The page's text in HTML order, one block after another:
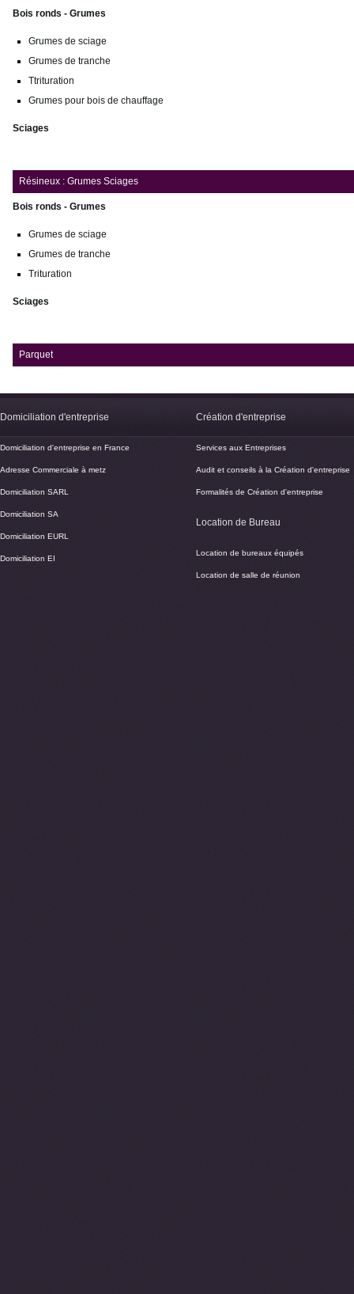
Bois ronds - Grumes
Grumes de sciage
Grumes de tranche
Ttrituration
Grumes pour bois de chauffage
Sciages
Résineux : Grumes Sciages
Bois ronds - Grumes
Grumes de sciage
Grumes de tranche
Trituration
Sciages
Parquet
Domiciliation d'entreprise
Domiciliation d'entreprise en France
Adresse Commerciale à metz
Domiciliation SARL
Domiciliation SA
Domiciliation EURL
Domiciliation EI
Création d'entreprise
Services aux Entreprises
Audit et conseils à la Création d'entreprise
Formalités de Création d'entreprise
Location de Bureau
Location de bureaux équipés
Location de salle de réunion